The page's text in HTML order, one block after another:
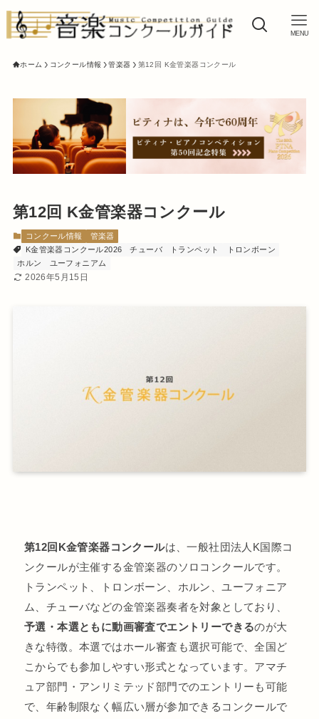
MENU
ホーム コンクール情報 管楽器 第12回 K金管楽器コンクール
第12回 K金管楽器コンクール
コンクール情報
管楽器
K金管楽器コンクール2026
チューバ トランペット
トロンボーン
ホルン
ユーフォニアム
2026年5月15日
第12回K金管楽器コンクールは、一般社団法人K国際コ
ンクールが主催する金管楽器のソロコンクールです。
トランペット、トロンボーン、ホルン、ユーフォニア
ム、チューバなどの金管楽器奏者を対象としており、
予選・本選ともに動画審査でエントリーできるのが大
きな特徴。本選ではホール審査も選択可能で、全国ど
こからでも参加しやすい形式となっています。アマチ
ュア部門・アンリミテッド部門でのエントリーも可能
で、年齢制限なく幅広い層が参加できるコンクールで